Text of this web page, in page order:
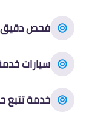
فحص دقيق
سيارات
خدمة تتبع